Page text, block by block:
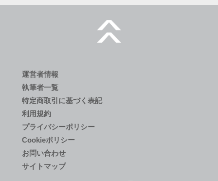
運営者情報
執筆者一覧
特定商取引に基づく表記
利用規約
プライバシーポリシー
Cookieポリシー
お問い合わせ
サイトマップ